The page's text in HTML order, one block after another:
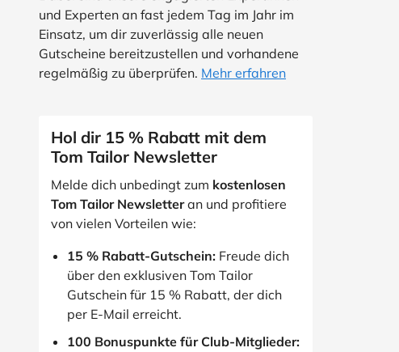
und Experten an fast jedem Tag im Jahr im
Einsatz, um dir zuverlässig alle neuen
Gutscheine bereitzustellen und vorhandene
regelmäßig zu überprüfen. Mehr erfahren
Hol dir 15 % Rabatt mit dem
Tom Tailor Newsletter
Melde dich unbedingt zum kostenlosen
Tom Tailor Newsletteran und profitiere
von vielen Vorteilen wie:
15 % Rabatt-Gutschein: Freude dich
über den exklusiven Tom Tailor
Gutschein für 15 % Rabatt, der dich
per E-Mail erreicht.
100 Bonuspunkte für Club-Mitglieder: